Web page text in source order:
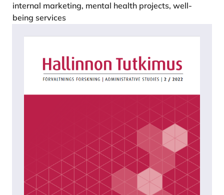
internal marketing, mental health projects, well-
being services